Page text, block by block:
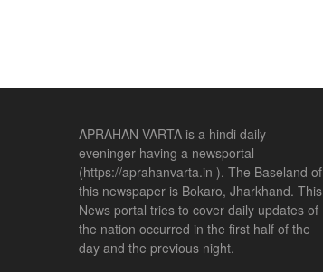
APRAHAN VARTA is a hindi daily
eveninger having a newsportal
(https://aprahanvarta.in ). The Baseland of
this newspaper is Bokaro, Jharkhand. This
News portal tries to cover daily updates of
the nation occurred in the first half of the
day and the previous night.